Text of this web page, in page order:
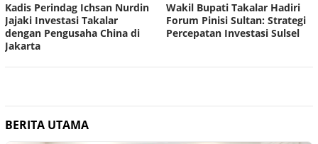
Kadis Perindag Ichsan Nurdin
Jajaki Investasi Takalar
dengan Pengusaha China di
Jakarta
Wakil Bupati Takalar Hadiri
Forum Pinisi Sultan: Strategi
Percepatan Investasi Sulsel
BERITA UTAMA